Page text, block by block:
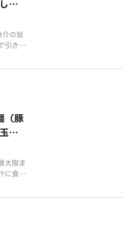
味
の旨
引き出
まし
（豚
、
干
大限ま
に食べ
クの中